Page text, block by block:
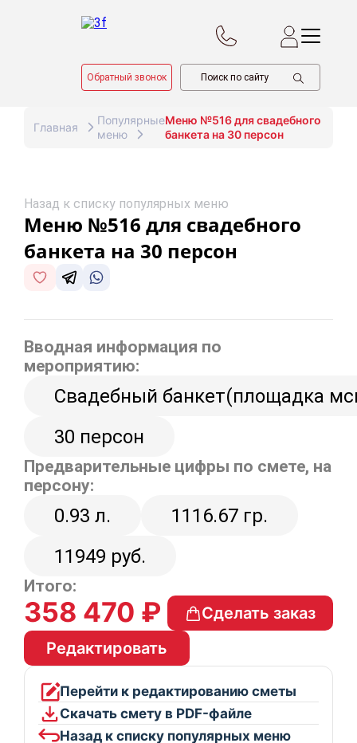
Обратный звонок
Главная
Популярные
меню
Меню №516 для свадебного
банкета на 30 персон
Назад к списку популярных меню
Меню №516 для свадебного
банкета на 30 персон
Вводная информация по
мероприятию:
Свадебный банкет(площадка
30 персон
Предварительные цифры по смете, на
персону:
0.93 л.
1116.67 гр.
11949 руб.
Итого:
358 470 ₽
Сделать заказ
Редактировать
Перейти к редактированию сметы
Скачать смету в PDF-файле
Назад к списку популярных меню